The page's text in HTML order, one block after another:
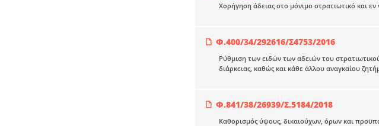
Χορήγηση άδειας στο μόνιμο στρατιωτικό και
Φ.400/34/292616/Σ4753/2016
Ρύθμιση των ειδών των αδειών του
διάρκειας, καθώς και κάθε άλλου αναγκαίου
Φ.841/38/26939/Σ.5184/2018
Καθορισμός ύψους, δικαιούχων, όρων και